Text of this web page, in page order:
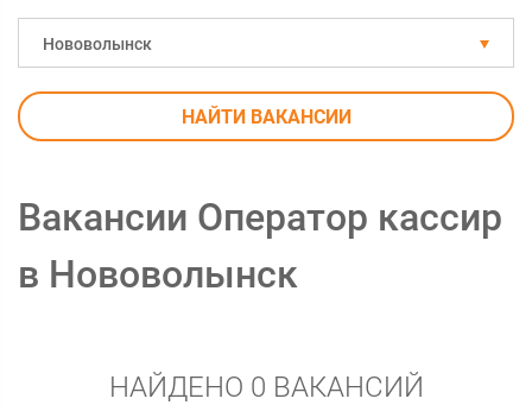
Нововолынск
НАЙТИ ВАКАНСИИ
Вакансии Оператор кассир
в Нововолынск
НАЙДЕНО 0 ВАКАНСИЙ